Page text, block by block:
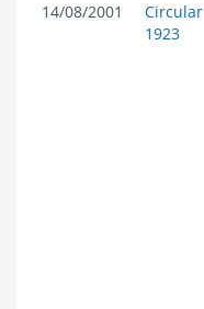
14/08/2001
Circular
1923